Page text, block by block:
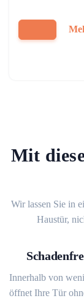
Mit
Wir lassen Sie in
Haustür,
Innerhalb von
öffnet Ihre Tür